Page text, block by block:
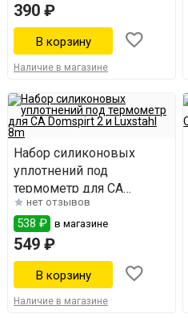
390 ₽
Наличие в магазине
Набор силиконовых
уплотнений под
термометр для СА
Domspirt 2 и Luxstahl 8m
нет отзывов
538 ₽ в магазине
549 ₽
Наличие в магазине